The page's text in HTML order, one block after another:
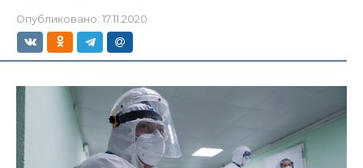
Опубликовано: 17.11.2020